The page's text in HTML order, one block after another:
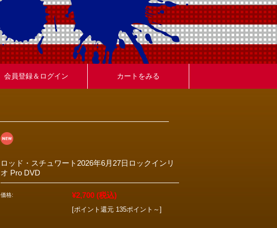
会員登録＆ログイン カートをみる
ロッド・スチュワート2026年6月27日ロックインリ
オ Pro DVD
価格: ¥2,700 (税込)
[ポイント還元 135ポイント～]